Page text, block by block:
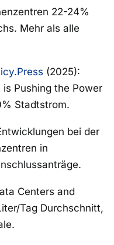
22-24%
Mehr als alle
(2025):
is Pushing the Power
Stadtstrom.
bei der
in
Centers and
Tag Durchschnitt,